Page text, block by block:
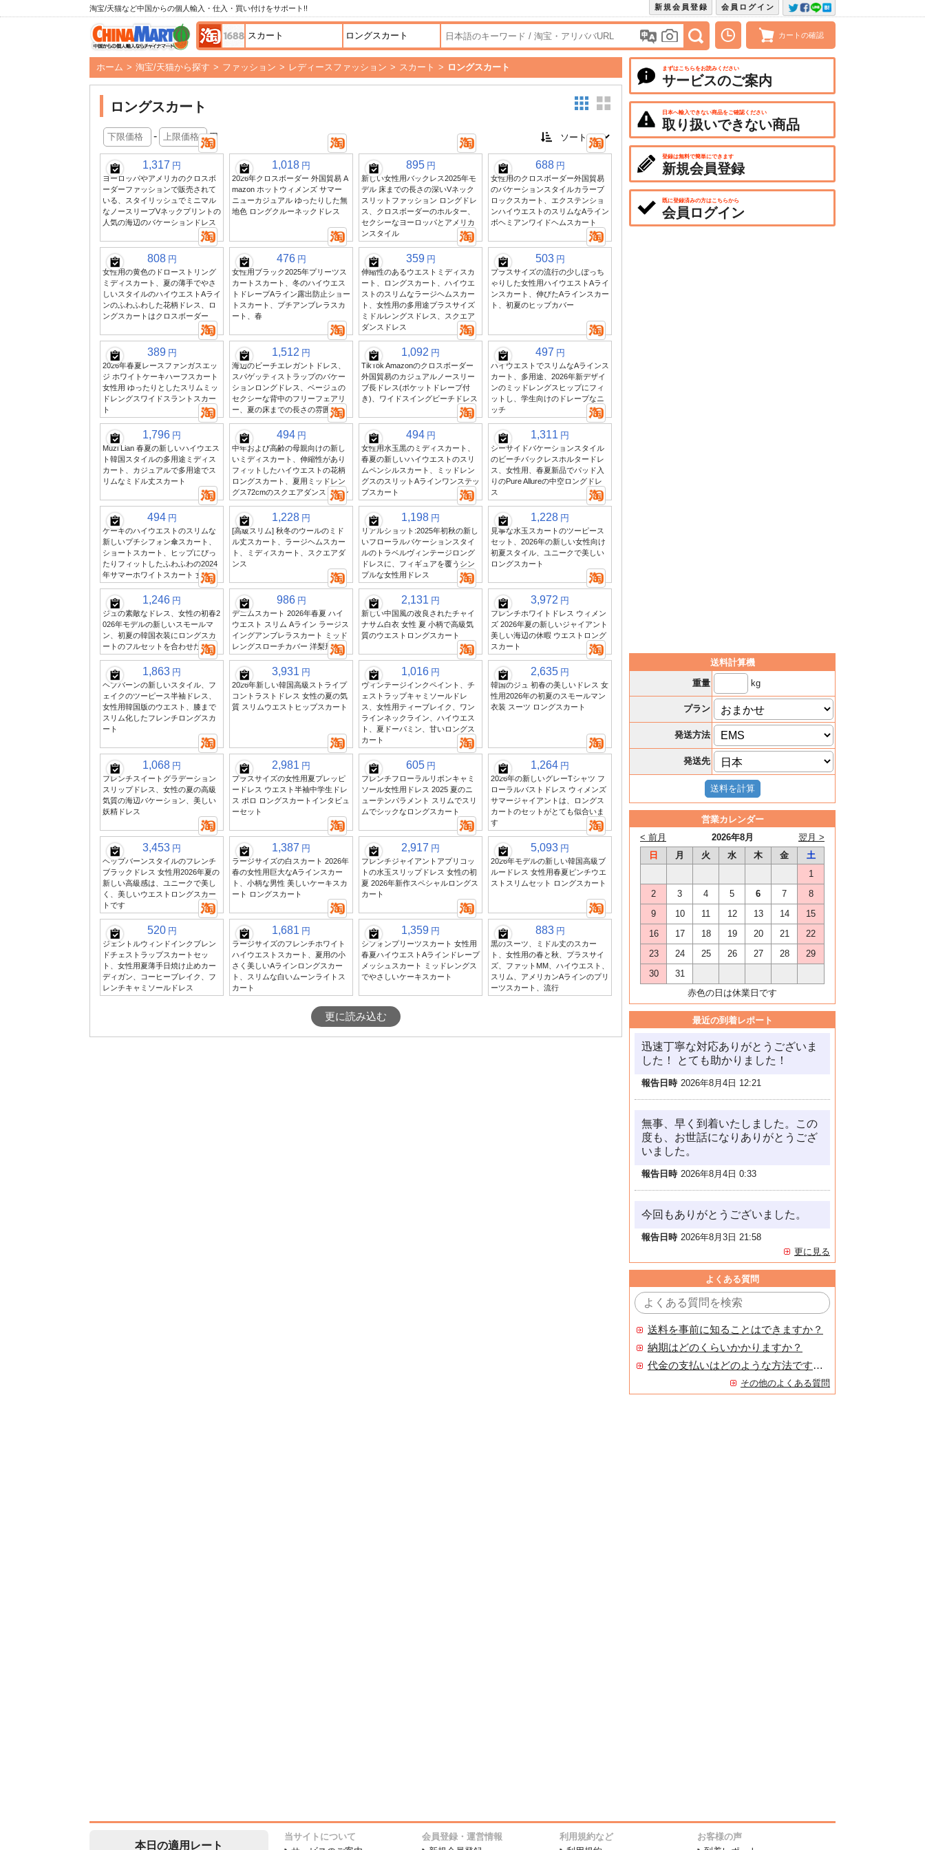
淘宝/天猫など中国からの個人輸入・仕入・買い付けをサポート!! 会員ログイン
新規会員登録
カートの確認
ホーム > 淘宝/天猫から探す > ファッション > レディースファッション > スカート > ロングスカート
ロングスカート
- 円
1,317 円
ヨーロッパやアメリカのクロスボ
ーダーファッションで販売されて
いる、スタイリッシュでミニマル
なノースリーブVネックプリントの
人気の海辺のバケーションドレス
1,018 円
2026年クロスボーダー 外国貿易 A
mazon ホットウィメンズ サマー
ニューカジュアル ゆったりした無
地色 ロングクルーネックドレス
895 円
新しい女性用バックレス2025年モ
デル 床までの長さの深いVネック
スリットファッション ロングドレ
ス、クロスボーダーのホルター、
セクシーなヨーロッパとアメリカ
ンスタイル
688 円
女性用のクロスボーダー外国貿易
のバケーションスタイルカラーブ
ロックスカート、エクステンショ
ンハイウエストのスリムなAライン
ボヘミアンワイドヘムスカート
808 円
女性用の黄色のドローストリング
ミディスカート、夏の薄手でやさ
しいスタイルのハイウエストAライ
ンのふわふわした花柄ドレス、ロ
ングスカートはクロスボーダー
476 円
女性用ブラック2025年プリーツス
カートスカート、冬のハイウエス
トドレープAライン露出防止ショー
トスカート、プチアンブレラスカ
ート、春
359 円
伸縮性のあるウエストミディスカ
ート、ロングスカート、ハイウエ
ストのスリムなラージヘムスカー
ト、女性用の多用途プラスサイズ
ミドルレングスドレス、スクエア
ダンスドレス
503 円
プラスサイズの流行の少しぽっち
ゃりした女性用ハイウエストAライ
ンスカート、伸びたAラインスカー
ト、初夏のヒップカバー
389 円
2026年春夏レースファンガスエッ
ジ ホワイトケーキハーフスカート
女性用 ゆったりとしたスリムミッ
ドレングスワイドスラントスカー
ト
1,512 円
海辺のビーチエレガントドレス、
スパゲッティストラップのバケー
ションロングドレス、ベージュの
セクシーな背中のフリーフェアリ
ー、夏の床までの長さの雰囲気
1,092 円
TikTok Amazonのクロスボーダー
外国貿易のカジュアルノースリー
ブ長ドレス(ポケットドレープ付
き)、ワイドスイングビーチドレス
497 円
ハイウエストでスリムなAラインス
カート、多用途、2026年新デザイ
ンのミッドレングスヒップにフィ
ットし、学生向けのドレープなニ
ッチ
1,796 円
Muzi Lian 春夏の新しいハイウエス
ト韓国スタイルの多用途ミディス
カート、カジュアルで多用途でス
リムなミドル丈スカート
494 円
中年および高齢の母親向けの新し
いミディスカート、伸縮性があり
フィットしたハイウエストの花柄
ロングスカート、夏用ミッドレン
グス72cmのスクエアダンスリーン
494 円
女性用水玉黒のミディスカート、
春夏の新しいハイウエストのスリ
ムペンシルスカート、ミッドレン
グスのスリットAラインワンステッ
プスカート
1,311 円
シーサイドバケーションスタイル
のビーチバックレスホルタードレ
ス、女性用、春夏新品でパッド入
りのPure Allureの中空ロングドレ
ス
494 円
ケーキのハイウエストのスリムな
新しいプチシフォン傘スカート、
ショートスカート、ヒップにぴっ
たりフィットしたふわふわの2024
年サマーホワイトスカート 女性用
1,228 円
[高級スリム] 秋冬のウールのミド
ル丈スカート、ラージヘムスカー
ト、ミディスカート、スクエアダ
ンス
1,198 円
リアルショット:2025年初秋の新し
いフローラルバケーションスタイ
ルのトラベルヴィンテージロング
ドレスに、フィギュアを覆うシン
プルな女性用ドレス
1,228 円
見事な水玉スカートのツーピース
セット、2026年の新しい女性向け
初夏スタイル、ユニークで美しい
ロングスカート
1,246 円
ジュの素敵なドレス、女性の初春2
026年モデルの新しいスモールマ
ン、初夏の韓国衣装にロングスカ
ートのフルセットを合わせた
986 円
デニムスカート 2026年春夏 ハイ
ウエスト スリム Aライン ラージス
イングアンブレラスカート ミッド
レングスローチカバー 洋梨形
2,131 円
新しい中国風の改良されたチャイ
ナサム白衣 女性 夏 小柄で高級気
質のウエストロングスカート
3,972 円
フレンチホワイトドレス ウィメン
ズ 2026年夏の新しいジャイアント
美しい海辺の休暇 ウエストロング
スカート
1,863 円
ヘプバーンの新しいスタイル、フ
ェイクのツーピース半袖ドレス、
女性用韓国版のウエスト、膝まで
スリム化したフレンチロングスカ
ート
3,931 円
2026年新しい韓国高級ストライプ
コントラストドレス 女性の夏の気
質 スリムウエストヒップスカート
1,016 円
ヴィンテージインクペイント、チ
ェストラップキャミソールドレ
ス、女性用ティーブレイク、ワン
ラインネックライン、ハイウエス
ト、夏ドーパミン、甘いロングス
カート
2,635 円
韓国のジュ 初春の美しいドレス 女
性用2026年の初夏のスモールマン
衣装 スーツ ロングスカート
1,068 円
フレンチスイートグラデーション
スリップドレス、女性の夏の高級
気質の海辺バケーション、美しい
妖精ドレス
2,981 円
プラスサイズの女性用夏プレッピ
ードレス ウエスト半袖中学生ドレ
ス ポロ ロングスカートインタビュ
ーセット
605 円
フレンチフローラルリボンキャミ
ソール女性用ドレス 2025 夏のニ
ューテンパラメント スリムでスリ
ムでシックなロングスカート
1,264 円
2026年の新しいグレーTシャツ フ
ローラルバストドレス ウィメンズ
サマージャイアントは、ロングス
カートのセットがとても似合いま
す
3,453 円
ヘップバーンスタイルのフレンチ
ブラックドレス 女性用2026年夏の
新しい高級感は、ユニークで美し
く、美しいウエストロングスカー
トです
1,387 円
ラージサイズの白スカート 2026年
春の女性用巨大なAラインスカー
ト、小柄な男性 美しいケーキスカ
ート ロングスカート
2,917 円
フレンチジャイアントアプリコッ
トの水玉スリップドレス 女性の初
夏 2026年新作スペシャルロングス
カート
5,093 円
2026年モデルの新しい韓国高級ブ
ルードレス 女性用春夏ピンチウエ
ストスリムセット ロングスカート
520 円
ジェントルウィンドインクブレン
ドチェストラップスカートセッ
ト、女性用夏薄手日焼け止めカー
ディガン、コーヒーブレイク、フ
レンチキャミソールドレス
1,681 円
ラージサイズのフレンチホワイト
ハイウエストスカート、夏用の小
さく美しいAラインロングスカー
ト、スリムな白いムーンライトス
カート
1,359 円
シフォンプリーツスカート 女性用
春夏ハイウエストAラインドレープ
メッシュスカート ミッドレングス
でやさしいケーキスカート
883 円
黒のスーツ、ミドル丈のスカー
ト、女性用の春と秋、プラスサイ
ズ、ファットMM、ハイウエスト、
スリム、アメリカンAラインのプリ
ーツスカート、流行
更に読み込む
まずはこちらをお読みください
サービスのご案内
日本へ輸入できない商品をご確認ください
取り扱いできない商品
登録は無料で簡単にできます
新規会員登録
既に登録済みの方はこちらから
会員ログイン
送料計算機
重量
kg
プラン
発送方法
発送先
営業カレンダー
2026年8月
< 前月
翌月 >
日
月 火 水 木 金
土
1
2
3 4 5 6 7
8
9
10 11 12 13 14
15
16
17 18 19 20 21
22
23
24 25 26 27 28
29
30
31
赤色の日は休業日です
最近の到着レポート
迅速丁寧な対応ありがとうございま
した！ とても助かりました！
報告日時 2026年8月4日 12:21
無事、早く到着いたしました。この
度も、お世話になりありがとうござ
いました。
報告日時 2026年8月4日 0:33
今回もありがとうございました。
報告日時 2026年8月3日 21:58
更に見る
よくある質問
送料を事前に知ることはできますか？
納期はどのくらいかかりますか？
代金の支払いはどのような方法ですか？
その他のよくある質問
本日の適用レート
当サイトについて
会員登録・運営情報
利用規約など
お客様の声